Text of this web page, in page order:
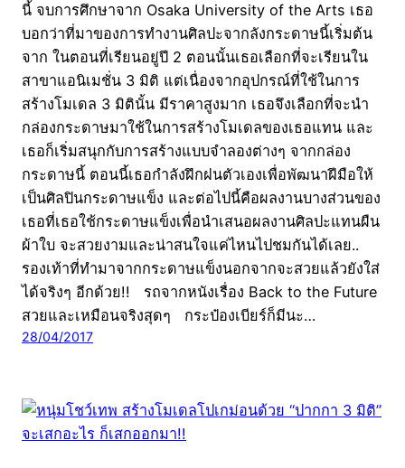
นี้ จบการศึกษาจาก Osaka University of the Arts เธอ
บอกว่าที่มาของการทำงานศิลปะจากลังกระดาษนี้เริ่มต้น
จาก ในตอนที่เรียนอยู่ปี 2 ตอนนั้นเธอเลือกที่จะเรียนใน
สาขาแอนิเมชั่น 3 มิติ แต่เนื่องจากอุปกรณ์ที่ใช้ในการ
สร้างโมเดล 3 มิตินั้น มีราคาสูงมาก เธอจึงเลือกที่จะนำ
กล่องกระดาษมาใช้ในการสร้างโมเดลของเธอแทน และ
เธอก็เริ่มสนุกกับการสร้างแบบจำลองต่างๆ จากกล่อง
กระดาษนี้ ตอนนี้เธอกำลังฝึกฝนตัวเองเพื่อพัฒนาฝีมือให้
เป็นศิลปินกระดาษแข็ง และต่อไปนี้คือผลงานบางส่วนของ
เธอที่เธอใช้กระดาษแข็งเพื่อนำเสนอผลงานศิลปะแทนผืน
ผ้าใบ จะสวยงามและน่าสนใจแค่ไหนไปชมกันได้เลย..
รองเท้าที่ทำมาจากกระดาษแข็งนอกจากจะสวยแล้วยังใส่
ได้จริงๆ อีกด้วย!! รถจากหนังเรื่อง Back to the Future
สวยและเหมือนจริงสุดๆ กระป๋องเบียร์ก็มีนะ…
28/04/2017